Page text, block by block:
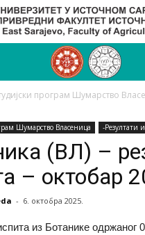
програм Шумарство
Шумарство Власеница -Резултати
(ВЛ) –
– октобар
- 6. октобра 2025.
из Ботанике одржаног